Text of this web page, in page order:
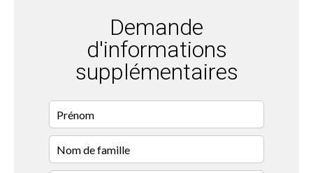
Demande
d'informations
supplémentaires